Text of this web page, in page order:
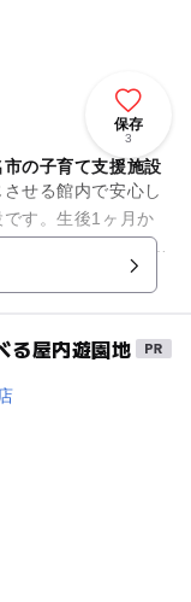
保存
3
の子育て支援施設
せる館内で安心し
す。生後1ヶ月か
できます。 室内
る屋内遊園地